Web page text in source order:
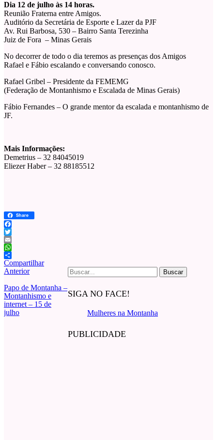
Dia 12 de julho às 14 horas.
Reunião Fraterna entre Amigos.
Auditório da Secretária de Esporte e Lazer da PJF
Av. Rui Barbosa, 530 – Bairro Santa Terezinha
Juiz de Fora – Minas Gerais
No decorrer de todo o dia teremos as presenças dos Amigos
Rafael e Fábio escalando e conversando conosco.
Rafael Gribel – Presidente da FEMEMG
(Federação de Montanhismo e Escalada de Minas Gerais)
Fábio Fernandes – O grande mentor da escalada e montanhismo de
JF.
Mais Informações:
Demetrius – 32 84045019
Eliezer Haber – 32 88185512
Share
Facebook
Twitter
Email
WhatsApp
Compartilhar
Buscar
por:
SIGA NO FACE!
Mulheres na Montanha
PUBLICIDADE
Anterior
Papo de Montanha –
Montanhismo e
internet – 15 de
julho